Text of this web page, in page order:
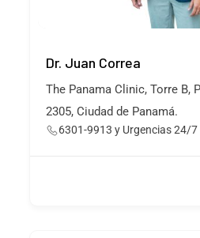
Dr. Juan Correa
The Panama Clinic, Torre B,
2305, Ciudad de Panamá.
6301-9913 y Urgencias 24/